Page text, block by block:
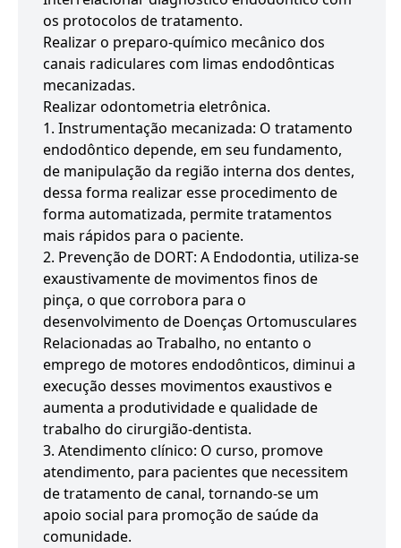
os protocolos de tratamento.
Realizar o preparo-químico mecânico dos
canais radiculares com limas endodônticas
mecanizadas.
Realizar odontometria eletrônica.
1. Instrumentação mecanizada: O tratamento
endodôntico depende, em seu fundamento,
de manipulação da região interna dos dentes,
dessa forma realizar esse procedimento de
forma automatizada, permite tratamentos
mais rápidos para o paciente.
2. Prevenção de DORT: A Endodontia, utiliza-se
exaustivamente de movimentos finos de
pinça, o que corrobora para o
desenvolvimento de Doenças Ortomusculares
Relacionadas ao Trabalho, no entanto o
emprego de motores endodônticos, diminui a
execução desses movimentos exaustivos e
aumenta a produtividade e qualidade de
trabalho do cirurgião-dentista.
3. Atendimento clínico: O curso, promove
atendimento, para pacientes que necessitem
de tratamento de canal, tornando-se um
apoio social para promoção de saúde da
comunidade.